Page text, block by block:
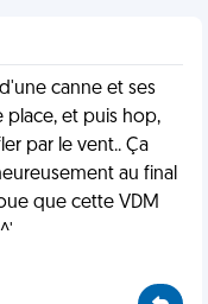
canne et ses
place, et puis hop,
par le vent.. Ça
au final
que cette VDM